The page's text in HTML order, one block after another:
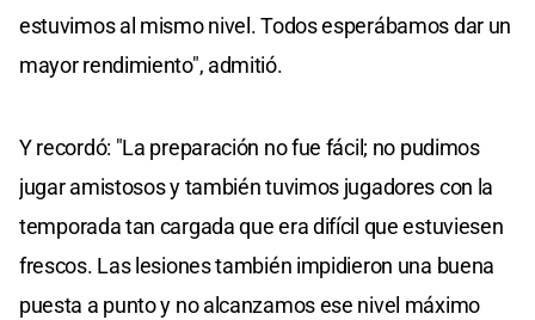
estuvimos al mismo nivel. Todos esperábamos dar un
mayor rendimiento", admitió.
Y recordó: "La preparación no fue fácil; no pudimos
jugar amistosos y también tuvimos jugadores con la
temporada tan cargada que era difícil que estuviesen
frescos. Las lesiones también impidieron una buena
puesta a punto y no alcanzamos ese nivel máximo